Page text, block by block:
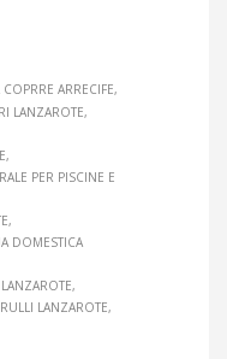
ARRECIFE
LANZAROTE
PER PISCINE E
DOMESTICA
LANZAROTE